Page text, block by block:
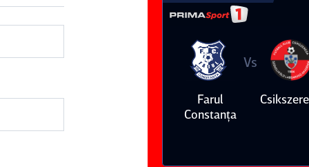
Farul
Vs
Dinamo
Vs
FC